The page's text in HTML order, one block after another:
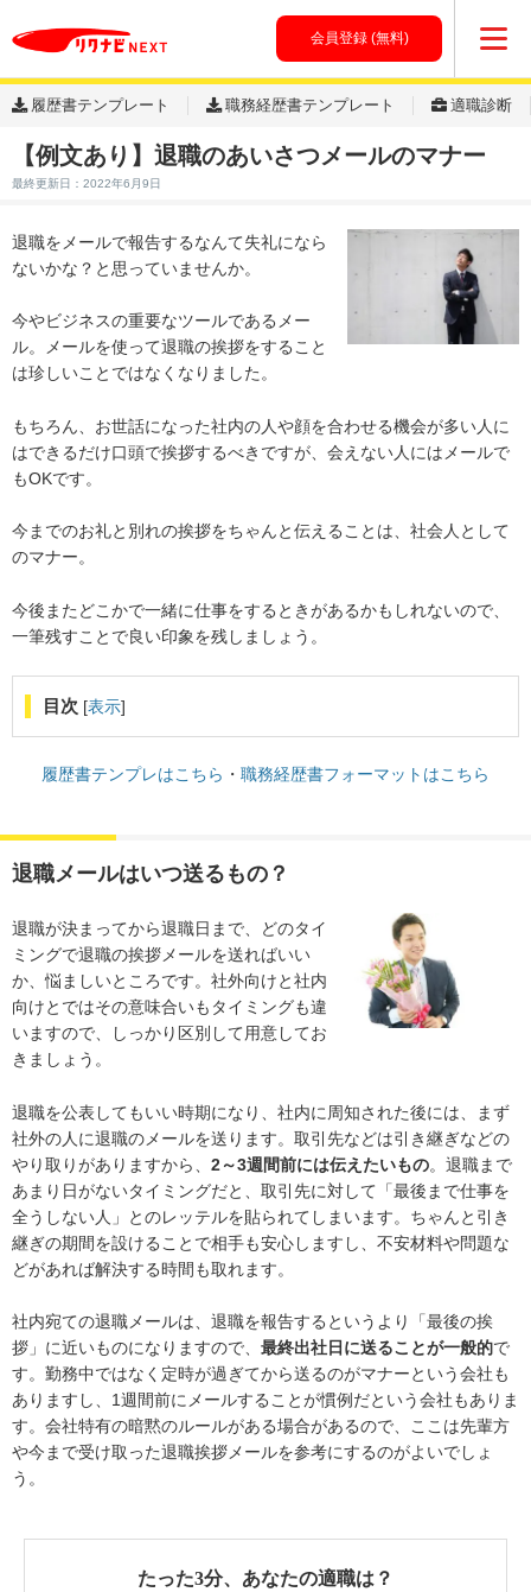
会員登録 (無料)
履歴書テンプレート 職務経歴書テンプレート 適職診断
【例文あり】退職のあいさつメールのマナー
最終更新日：2022年6月9日
退職をメールで報告するなんて失礼になら
ないかな？と思っていませんか。
今やビジネスの重要なツールであるメー
ル。メールを使って退職の挨拶をすること
は珍しいことではなくなりました。
もちろん、お世話になった社内の人や顔を合わせる機会が多い人に
はできるだけ口頭で挨拶するべきですが、会えない人にはメールで
もOKです。
今までのお礼と別れの挨拶をちゃんと伝えることは、社会人として
のマナー。
今後またどこかで一緒に仕事をするときがあるかもしれないので、
一筆残すことで良い印象を残しましょう。
目次 [表示]
履歴書テンプレはこちら ・ 職務経歴書フォーマットはこちら
退職メールはいつ送るもの？
退職が決まってから退職日まで、どのタイ
ミングで退職の挨拶メールを送ればいい
か、悩ましいところです。社外向けと社内
向けとではその意味合いもタイミングも違
いますので、しっかり区別して用意してお
きましょう。
退職を公表してもいい時期になり、社内に周知された後には、まず
社外の人に退職のメールを送ります。取引先などは引き継ぎなどの
やり取りがありますから、 2～3週間前には伝えたいもの。退職まで
あまり日がないタイミングだと、取引先に対して「最後まで仕事を
全うしない人」とのレッテルを貼られてしまいます。ちゃんと引き
継ぎの期間を設けることで相手も安心しますし、不安材料や問題な
どがあれば解決する時間も取れます。
社内宛ての退職メールは、退職を報告するというより「最後の挨
拶」に近いものになりますので、 最終出社日に送ることが一般的で
す。勤務中ではなく定時が過ぎてから送るのがマナーという会社も
ありますし、1週間前にメールすることが慣例だという会社もありま
す。会社特有の暗黙のルールがある場合があるので、ここは先輩方
や今まで受け取った退職挨拶メールを参考にするのがよいでしょ
う。
たった3分、あなたの適職は？